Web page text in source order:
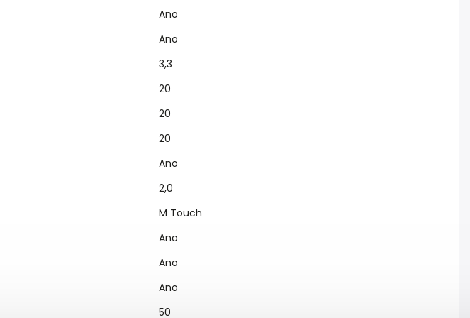
Ano
Ano
3,3
20
20
20
Ano
2,0
M Touch
Ano
Ano
Ano
50